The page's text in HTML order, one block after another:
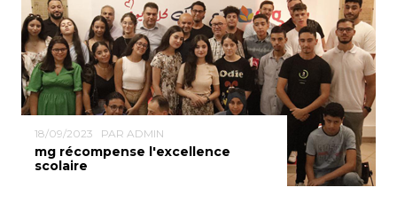
18/09/2023 PAR ADMIN
mg récompense l'excellence
scolaire